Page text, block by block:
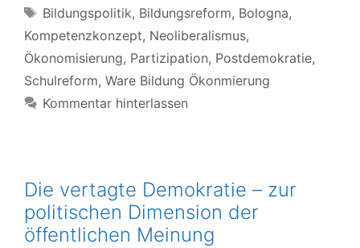
Schlagwörter
Bildungspolitik, Bildungsreform, Bologna,
Kompetenzkonzept, Neoliberalismus,
Ökonomisierung, Partizipation, Postdemokratie,
Schulreform, Ware Bildung Ökonmierung
Kommentar hinterlassen
Die vertagte Demokratie – zur
politischen Dimension der
öffentlichen Meinung